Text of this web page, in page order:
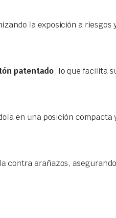
la exposición a
patentado, lo que facilita
en una posición compacta
arañazos,